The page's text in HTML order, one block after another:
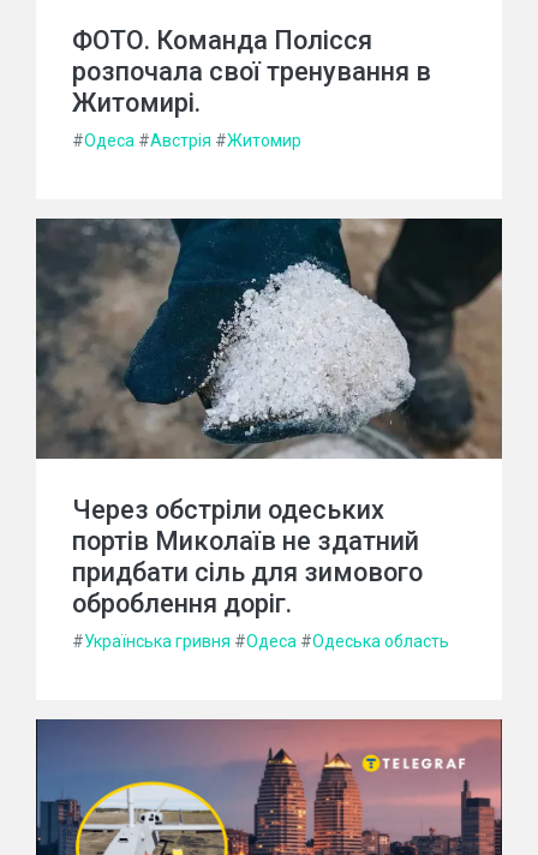
ФОТО. Команда Полісся
розпочала свої тренування в
Житомирі.
#Одеса #Австрія #Житомир
Через обстріли одеських
портів Миколаїв не здатний
придбати сіль для зимового
оброблення доріг.
#Українська гривня #Одеса #Одеська область